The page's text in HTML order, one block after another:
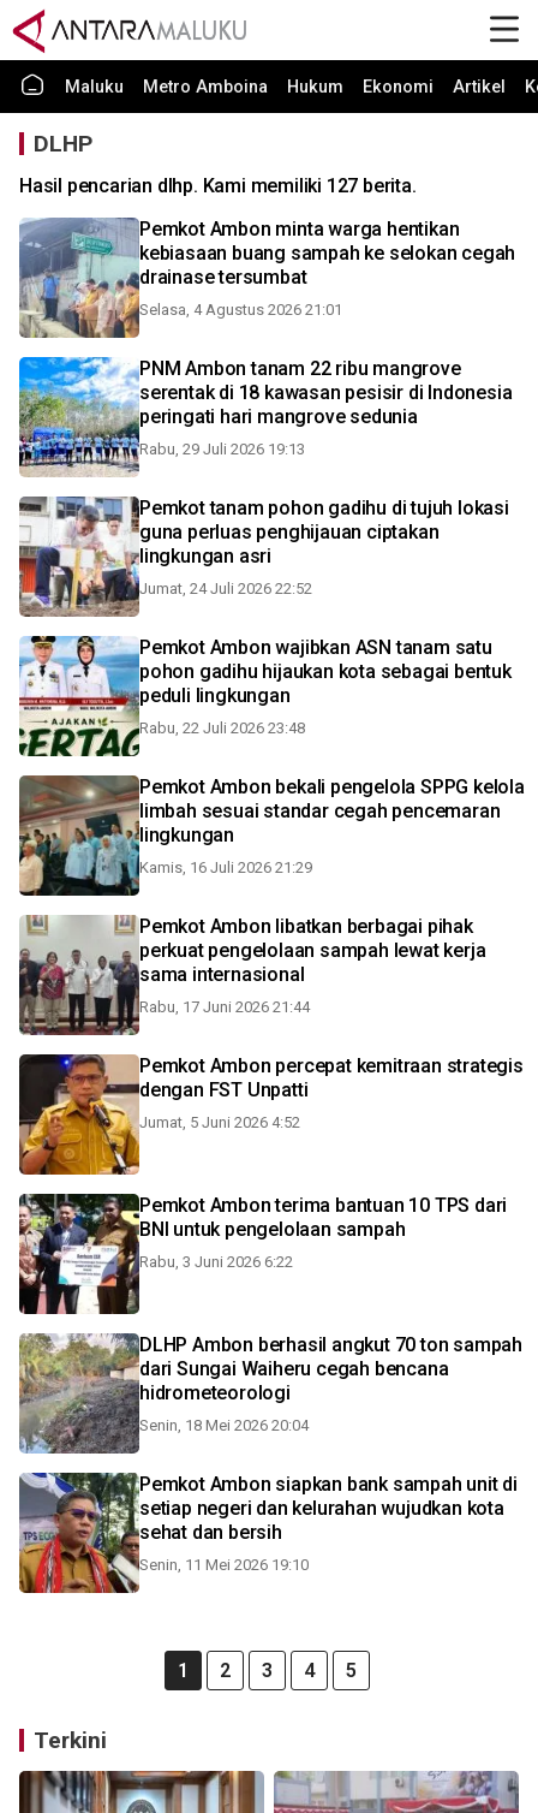
Maluku Metro Amboina Hukum Ekonomi Artikel
DLHP
Hasil pencarian dlhp. Kami memiliki 127 berita.
Pemkot Ambon minta warga hentikan
kebiasaan buang sampah ke selokan cegah
drainase tersumbat
Selasa, 4 Agustus 2026 21:01
PNM Ambon tanam 22 ribu mangrove
serentak di 18 kawasan pesisir di Indonesia
peringati hari mangrove sedunia
Rabu, 29 Juli 2026 19:13
Pemkot tanam pohon gadihu di tujuh lokasi
guna perluas penghijauan ciptakan
lingkungan asri
Jumat, 24 Juli 2026 22:52
Pemkot Ambon wajibkan ASN tanam satu
pohon gadihu hijaukan kota sebagai bentuk
peduli lingkungan
Rabu, 22 Juli 2026 23:48
Pemkot Ambon bekali pengelola SPPG kelola
limbah sesuai standar cegah pencemaran
lingkungan
Kamis, 16 Juli 2026 21:29
Pemkot Ambon libatkan berbagai pihak
perkuat pengelolaan sampah lewat kerja
sama internasional
Rabu, 17 Juni 2026 21:44
Pemkot Ambon percepat kemitraan strategis
dengan FST Unpatti
Jumat, 5 Juni 2026 4:52
Pemkot Ambon terima bantuan 10 TPS dari
BNI untuk pengelolaan sampah
Rabu, 3 Juni 2026 6:22
DLHP Ambon berhasil angkut 70 ton sampah
dari Sungai Waiheru cegah bencana
hidrometeorologi
Senin, 18 Mei 2026 20:04
Pemkot Ambon siapkan bank sampah unit di
setiap negeri dan kelurahan wujudkan kota
sehat dan bersih
Senin, 11 Mei 2026 19:10
1 2 3 4 5
Terkini